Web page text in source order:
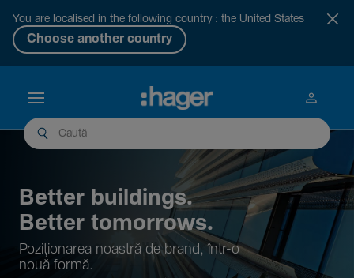
You are localised in the following country : the United States
Choose another country
Better buil­dings.
Better tomor­rows.
Pozi­țio­narea noastră de brand, într-o
nouă formă.